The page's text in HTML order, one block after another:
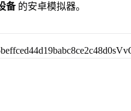
备 的安卓模拟器。